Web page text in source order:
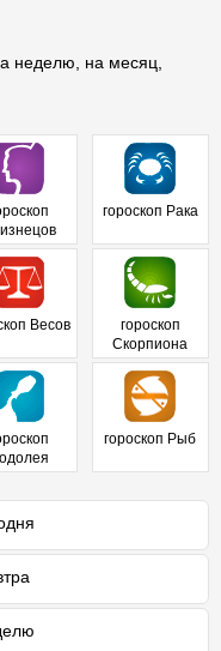
неделю, на месяц,
гороскоп Рака
Весов
гороскоп
Скорпиона
гороскоп Рыб